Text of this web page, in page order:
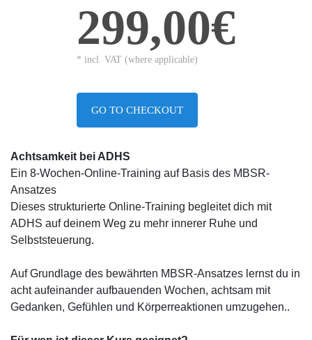
299,00€
* incl. VAT (where applicable)
GO TO CHECKOUT
Achtsamkeit bei ADHS
Ein 8-Wochen-Online-Training auf Basis des MBSR-
Ansatzes
Dieses strukturierte Online-Training begleitet dich mit
ADHS auf deinem Weg zu mehr innerer Ruhe und
Selbststeuerung.
Auf Grundlage des bewährten MBSR-Ansatzes lernst du in
acht aufeinander aufbauenden Wochen, achtsam mit
Gedanken, Gefühlen und Körperreaktionen umzugehen..